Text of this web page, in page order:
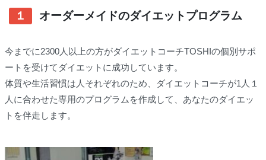
１ オーダーメイドのダイエットプログラム
今までに2300人以上の方がダイエットコーチTOSHIの個別サポ
ートを受けてダイエットに成功しています。
体質や生活習慣は人それぞれのため、ダイエットコーチが1人１
人に合わせた専用のプログラムを作成して、あなたのダイエッ
トを伴走します。